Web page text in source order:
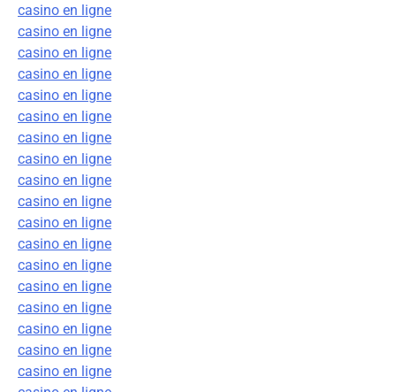
casino en ligne
casino en ligne
casino en ligne
casino en ligne
casino en ligne
casino en ligne
casino en ligne
casino en ligne
casino en ligne
casino en ligne
casino en ligne
casino en ligne
casino en ligne
casino en ligne
casino en ligne
casino en ligne
casino en ligne
casino en ligne